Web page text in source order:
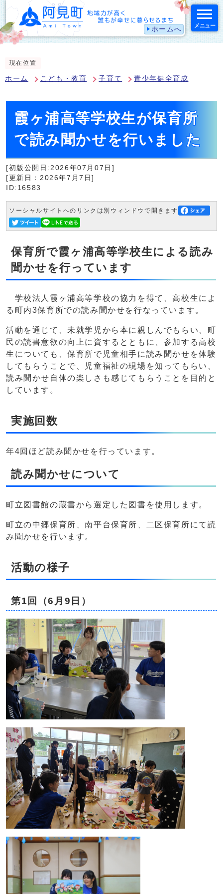
ホームへ メニュー
現在位置
ホーム こども・教育 子育て 青少年健全育成
霞ヶ浦高等学校生が保育所
で読み聞かせを行いました
[初版公開日:2026年07月07日]
[更新日：2026年7月7日]
ID:16583
ソーシャルサイトへのリンクは別ウィンドウで開きます
保育所で霞ヶ浦高等学校生による読み
聞かせを行っています
学校法人霞ヶ浦高等学校の協力を得て、高校生によ
る町内3保育所での読み聞かせを行なっています。
活動を通じて、未就学児から本に親しんでもらい、町
民の読書意欲の向上に資するとともに、参加する高校
生についても、保育所で児童相手に読み聞かせを体験
してもらうことで、児童福祉の現場を知ってもらい、
読み聞かせ自体の楽しさも感じてもらうことを目的と
しています。
実施回数
年4回ほど読み聞かせを行っています。
読み聞かせについて
町立図書館の蔵書から選定した図書を使用します。
町立の中郷保育所、南平台保育所、二区保育所にて読
み聞かせを行います。
活動の様子
第1回（6月9日）